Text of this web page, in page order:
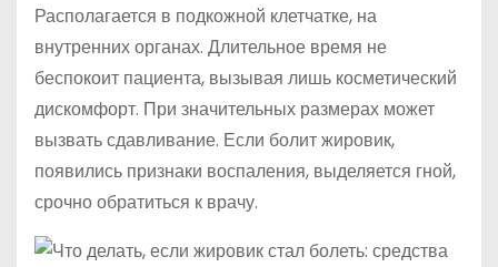
Располагается в подкожной клетчатке, на
внутренних органах. Длительное время не
беспокоит пациента, вызывая лишь косметический
дискомфорт. При значительных размерах может
вызвать сдавливание. Если болит жировик,
появились признаки воспаления, выделяется гной,
срочно обратиться к врачу.